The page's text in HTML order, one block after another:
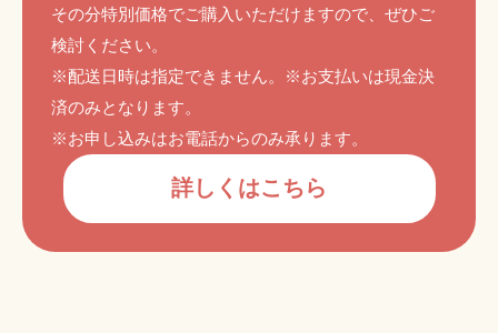
その分特別価格でご購入いただけますので、ぜひご
検討ください。
※配送日時は指定できません。※お支払いは現金決
済のみとなります。
※お申し込みはお電話からのみ承ります。
詳しくはこちら